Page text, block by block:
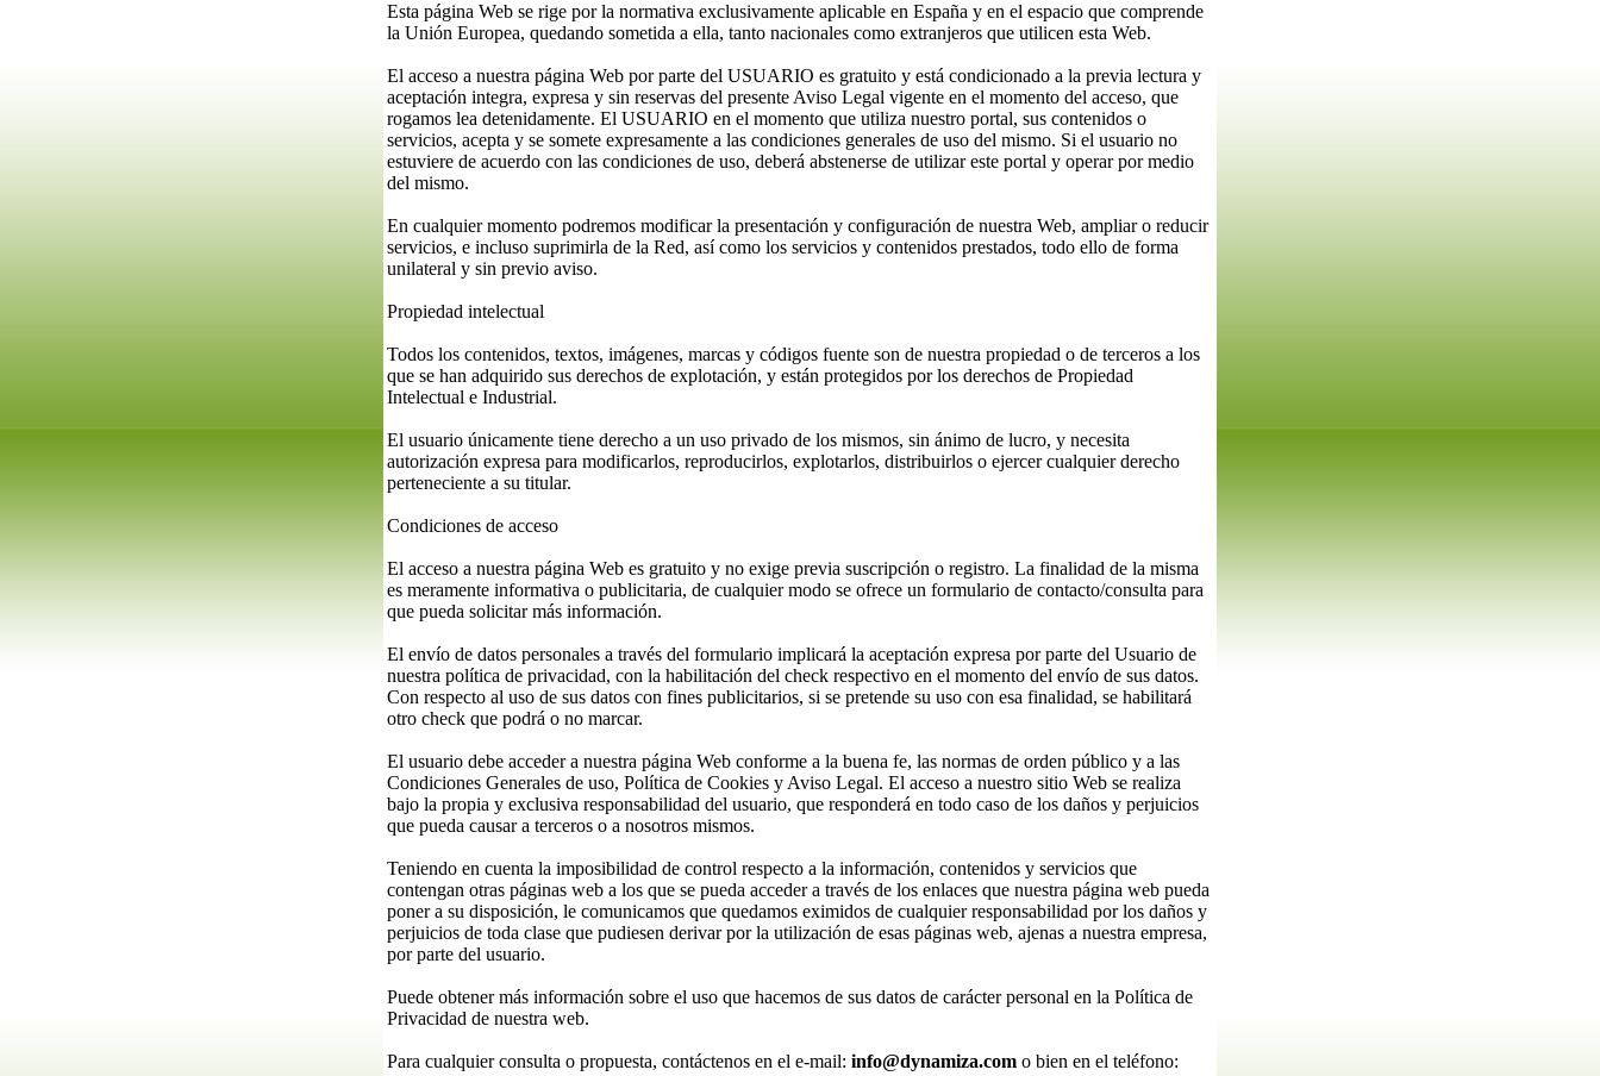
Esta página Web se rige por la normativa exclusivamente aplicable en España y en el espacio que comprende
la Unión Europea, quedando sometida a ella, tanto nacionales como extranjeros que utilicen esta Web.
El acceso a nuestra página Web por parte del USUARIO es gratuito y está condicionado a la previa lectura y
aceptación integra, expresa y sin reservas del presente Aviso Legal vigente en el momento del acceso, que
rogamos lea detenidamente. El USUARIO en el momento que utiliza nuestro portal, sus contenidos o
servicios, acepta y se somete expresamente a las condiciones generales de uso del mismo. Si el usuario no
estuviere de acuerdo con las condiciones de uso, deberá abstenerse de utilizar este portal y operar por medio
del mismo.
En cualquier momento podremos modificar la presentación y configuración de nuestra Web, ampliar o reducir
servicios, e incluso suprimirla de la Red, así como los servicios y contenidos prestados, todo ello de forma
unilateral y sin previo aviso.
Propiedad intelectual
Todos los contenidos, textos, imágenes, marcas y códigos fuente son de nuestra propiedad o de terceros a los
que se han adquirido sus derechos de explotación, y están protegidos por los derechos de Propiedad
Intelectual e Industrial.
El usuario únicamente tiene derecho a un uso privado de los mismos, sin ánimo de lucro, y necesita
autorización expresa para modificarlos, reproducirlos, explotarlos, distribuirlos o ejercer cualquier derecho
perteneciente a su titular.
Condiciones de acceso
El acceso a nuestra página Web es gratuito y no exige previa suscripción o registro. La finalidad de la misma
es meramente informativa o publicitaria, de cualquier modo se ofrece un formulario de contacto/consulta para
que pueda solicitar más información.
El envío de datos personales a través del formulario implicará la aceptación expresa por parte del Usuario de
nuestra política de privacidad, con la habilitación del check respectivo en el momento del envío de sus datos.
Con respecto al uso de sus datos con fines publicitarios, si se pretende su uso con esa finalidad, se habilitará
otro check que podrá o no marcar.
El usuario debe acceder a nuestra página Web conforme a la buena fe, las normas de orden público y a las
Condiciones Generales de uso, Política de Cookies y Aviso Legal. El acceso a nuestro sitio Web se realiza
bajo la propia y exclusiva responsabilidad del usuario, que responderá en todo caso de los daños y perjuicios
que pueda causar a terceros o a nosotros mismos.
Teniendo en cuenta la imposibilidad de control respecto a la información, contenidos y servicios que
contengan otras páginas web a los que se pueda acceder a través de los enlaces que nuestra página web pueda
poner a su disposición, le comunicamos que quedamos eximidos de cualquier responsabilidad por los daños y
perjuicios de toda clase que pudiesen derivar por la utilización de esas páginas web, ajenas a nuestra empresa,
por parte del usuario.
Puede obtener más información sobre el uso que hacemos de sus datos de carácter personal en la Política de
Privacidad de nuestra web.
Para cualquier consulta o propuesta, contáctenos en el e-mail: info@dynamiza.com o bien en el teléfono: